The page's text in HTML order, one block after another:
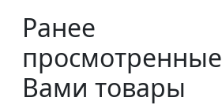
Ранее
просмотренные
Вами товары